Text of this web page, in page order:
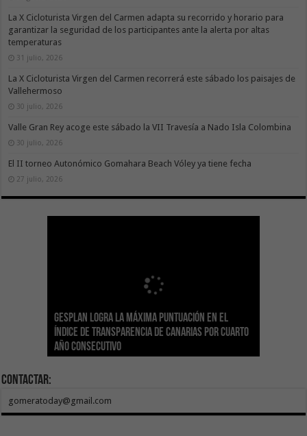
La X Cicloturista Virgen del Carmen adapta su recorrido y horario para
garantizar la seguridad de los participantes ante la alerta por altas
temperaturas
31 julio, 2026
La X Cicloturista Virgen del Carmen recorrerá este sábado los paisajes de
Vallehermoso
30 julio, 2026
Valle Gran Rey acoge este sábado la VII Travesía a Nado Isla Colombina
30 julio, 2026
El II torneo Autonómico Gomahara Beach Vóley ya tiene fecha
27 julio, 2026
Gesplan logra la máxima puntuación en el
Índice de Transparencia de Canarias por cuarto
año consecutivo
El Gobierno canario concede ayudas del
POSEICAN-Pesca al sector por valor de 7,09 M€
tras aumentar las cuantías
Transición Ecológica coordina con Ashotel su
adhesión a la Red de Refugios Climáticos de
Canarias
Visocan incorpora 170 pisos a su parque de
vivienda protegida en régimen de alquiler
asequible de Tenerife
Sanidad refuerza la capacidad diagnóstica de
los centros de salud con el impulso de la
ecografía clínica
El Gobierno de Canarias convoca el Concurso de
Sal Marina Agrocanarias 2026
Contactar:
gomeratoday@gmail.com